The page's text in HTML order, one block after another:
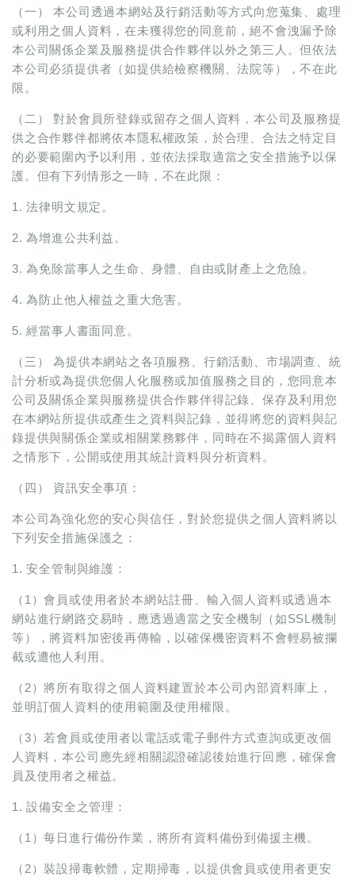
（一） 本公司透過本網站及行銷活動等方式向您蒐集、處理
或利用之個人資料，在未獲得您的同意前，絕不會洩漏予除
本公司關係企業及服務提供合作夥伴以外之第三人。但依法
本公司必須提供者（如提供給檢察機關、法院等），不在此
限。
（二） 對於會員所登錄或留存之個人資料，本公司及服務提
供之合作夥伴都將依本隱私權政策，於合理、合法之特定目
的必要範圍內予以利用，並依法採取適當之安全措施予以保
護。但有下列情形之一時，不在此限：
1. 法律明文規定。
2. 為增進公共利益。
3. 為免除當事人之生命、身體、自由或財產上之危險。
4. 為防止他人權益之重大危害。
5. 經當事人書面同意。
（三） 為提供本網站之各項服務、行銷活動、市場調查、統
計分析或為提供您個人化服務或加值服務之目的，您同意本
公司及關係企業與服務提供合作夥伴得記錄、保存及利用您
在本網站所提供或產生之資料與記錄，並得將您的資料與記
錄提供與關係企業或相關業務夥伴，同時在不揭露個人資料
之情形下，公開或使用其統計資料與分析資料。
（四） 資訊安全事項：
本公司為強化您的安心與信任，對於您提供之個人資料將以
下列安全措施保護之：
1. 安全管制與維護：
（1）會員或使用者於本網站註冊、輸入個人資料或透過本
網站進行網路交易時，應透過適當之安全機制（如SSL機制
等），將資料加密後再傳輸，以確保機密資料不會輕易被攔
截或遭他人利用。
（2）將所有取得之個人資料建置於本公司內部資料庫上，
並明訂個人資料的使用範圍及使用權限。
（3）若會員或使用者以電話或電子郵件方式查詢或更改個
人資料，本公司應先經相關認證確認後始進行回應，確保會
員及使用者之權益。
1. 設備安全之管理：
（1）每日進行備份作業，將所有資料備份到備援主機。
（2）裝設掃毒軟體，定期掃毒，以提供會員或使用者更安